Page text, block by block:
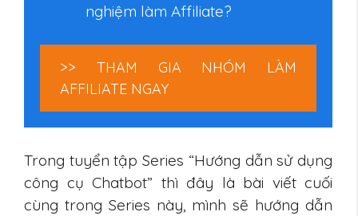
nghiệm làm Affiliate?
>> THAM GIA NHÓM LÀM
AFFILIATE NGAY
Trong tuyển tập Series “Hướng dẫn sử dụng
công cụ Chatbot” thì đây là bài viết cuối
cùng trong Series này, mình sẽ hướng dẫn